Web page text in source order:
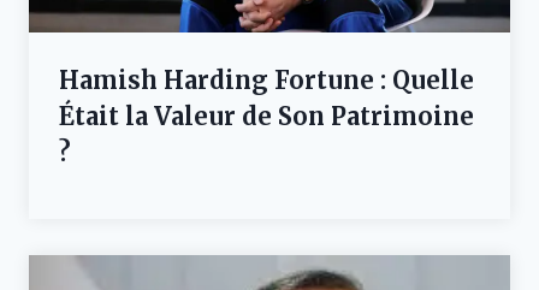
Hamish Harding Fortune : Quelle
Était la Valeur de Son Patrimoine
?